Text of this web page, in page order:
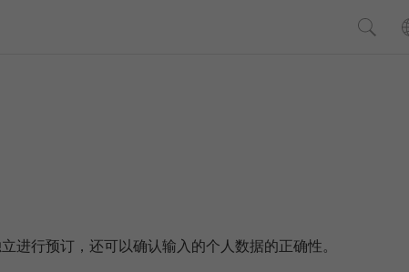
进行预订，还可以确认输入的个人数据的正确性。